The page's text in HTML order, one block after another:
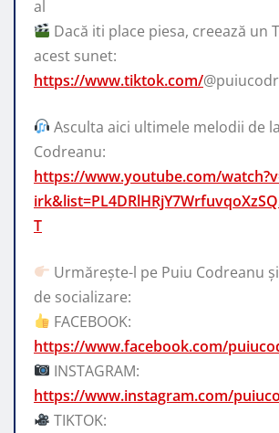
al
Dacă iti place piesa, creează un
acest sunet:
https://www.tiktok.com/
Asculta aici ultimele melodii de
Codreanu:
https://www.youtube.com/
T
Urmărește-l pe Puiu Codreanu
de socializare:
FACEBOOK:
https://www.facebook.com/
INSTAGRAM:
https://www.instagram.com/
TIKTOK: